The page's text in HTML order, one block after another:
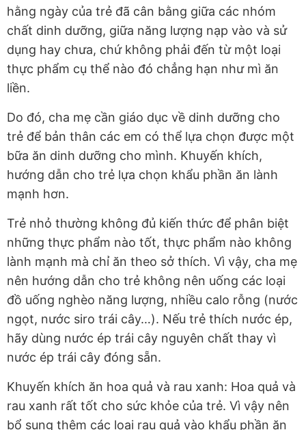
hằng ngày của trẻ đã cân bằng giữa các nhóm
chất dinh dưỡng, giữa năng lượng nạp vào và sử
dụng hay chưa, chứ không phải đến từ một loại
thực phẩm cụ thể nào đó chẳng hạn như mì ăn
liền.
Do đó, cha mẹ cần giáo dục về dinh dưỡng cho
trẻ để bản thân các em có thể lựa chọn được một
bữa ăn dinh dưỡng cho mình. Khuyến khích,
hướng dẫn cho trẻ lựa chọn khẩu phần ăn lành
mạnh hơn.
Trẻ nhỏ thường không đủ kiến thức để phân biệt
những thực phẩm nào tốt, thực phẩm nào không
lành mạnh mà chỉ ăn theo sở thích. Vì vậy, cha mẹ
nên hướng dẫn cho trẻ không nên uống các loại
đồ uống nghèo năng lượng, nhiều calo rỗng (nước
ngọt, nước siro trái cây…). Nếu trẻ thích nước ép,
hãy dùng nước ép trái cây nguyên chất thay vì
nước ép trái cây đóng sẵn.
Khuyến khích ăn hoa quả và rau xanh: Hoa quả và
rau xanh rất tốt cho sức khỏe của trẻ. Vì vậy nên
bổ sung thêm các loại rau quả vào khẩu phần ăn